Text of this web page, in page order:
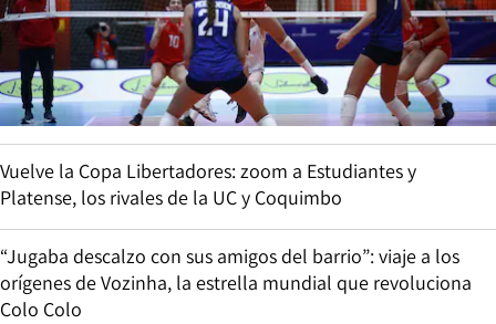
Vuelve la Copa Libertadores: zoom a Estudiantes y
Platense, los rivales de la UC y Coquimbo
“Jugaba descalzo con sus amigos del barrio”: viaje a los
orígenes de Vozinha, la estrella mundial que revoluciona
Colo Colo